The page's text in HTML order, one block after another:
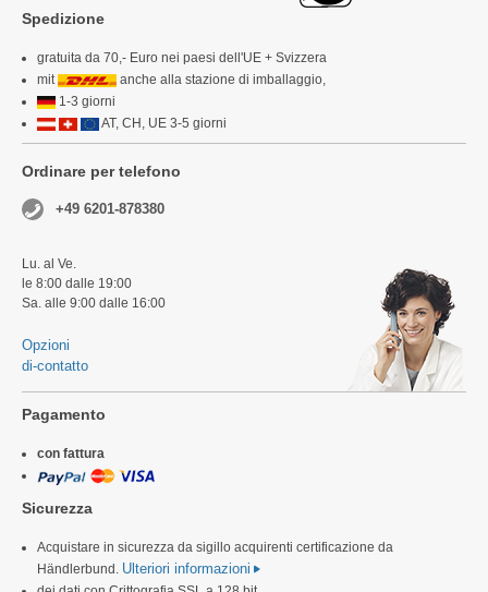
Spedizione
gratuita da 70,- Euro nei paesi dell'UE + Svizzera
mit
anche alla stazione di imballaggio,
1-3 giorni
AT, CH, UE 3-5 giorni
Ordinare per telefono
+49 6201-878380
Lu. al Ve.
le 8:00 dalle 19:00
Sa. alle 9:00 dalle 16:00
Opzioni
di-contatto
Pagamento
con fattura
Sicurezza
Acquistare in sicurezza da sigillo acquirenti certificazione da
Händlerbund. Ulteriori informazioni